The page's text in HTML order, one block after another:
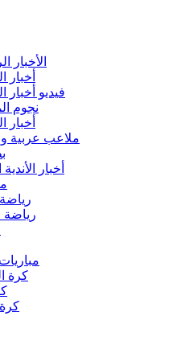
الأخبار
أخبار
فيديو أخبار
نجوم
أخبار
ملاعب عربية
أخبار
رياضة
كرة